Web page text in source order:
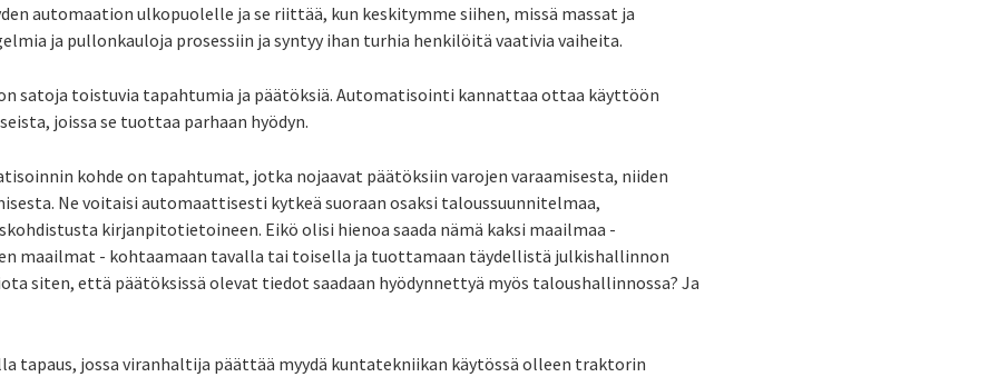
automaation ulkopuolelle ja se riittää, kun keskitymme siihen, missä massat ja
ja pullonkauloja prosessiin ja syntyy ihan turhia henkilöitä vaativia vaiheita.
satoja toistuvia tapahtumia ja päätöksiä. Automatisointi kannattaa ottaa käyttöön
joissa se tuottaa parhaan hyödyn.
kohde on tapahtumat, jotka nojaavat päätöksiin varojen varaamisesta, niiden
Ne voitaisi automaattisesti kytkeä suoraan osaksi taloussuunnitelmaa,
kirjanpitotietoineen. Eikö olisi hienoa saada nämä kaksi maailmaa -
maailmat - kohtaamaan tavalla tai toisella ja tuottamaan täydellistä julkishallinnon
siten, että päätöksissä olevat tiedot saadaan hyödynnettyä myös taloushallinnossa? Ja
tapaus, jossa viranhaltija päättää myydä kuntatekniikan käytössä olleen traktorin